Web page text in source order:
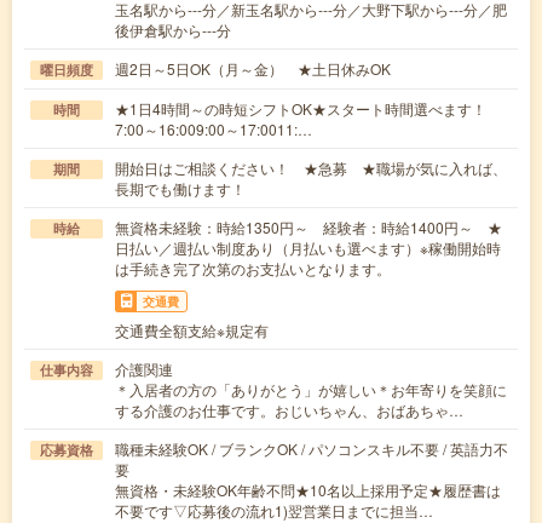
玉名駅から---分／新玉名駅から---分／大野下駅から---分／肥
後伊倉駅から---分
曜日頻度 週2日～5日OK（月～金） ★土日休みOK
時間
★1日4時間～の時短シフトOK★スタート時間選べます！
7:00～16:009:00～17:0011:…
期間
開始日はご相談ください！ ★急募 ★職場が気に入れば、
長期でも働けます！
時給
無資格未経験：時給1350円～ 経験者：時給1400円～ ★
日払い／週払い制度あり（月払いも選べます）※稼働開始時
は手続き完了次第のお支払いとなります。
交通費
交通費全額支給※規定有
仕事内容
介護関連
＊入居者の方の「ありがとう」が嬉しい＊お年寄りを笑顔に
する介護のお仕事です。おじいちゃん、おばあちゃ…
応募資格
職種未経験OK / ブランクOK / パソコンスキル不要 / 英語力不
要
無資格・未経験OK年齢不問★10名以上採用予定★履歴書は
不要です▽応募後の流れ1)翌営業日までに担当…